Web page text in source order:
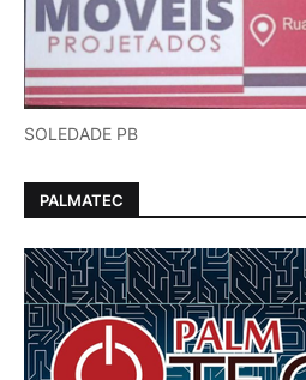
SOLEDADE PB
PALMATEC